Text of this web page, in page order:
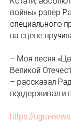
войны» рэпер
специального
на сцене
– Моя песня
Великой
– рассказал
поддерживал и
https://ugra-